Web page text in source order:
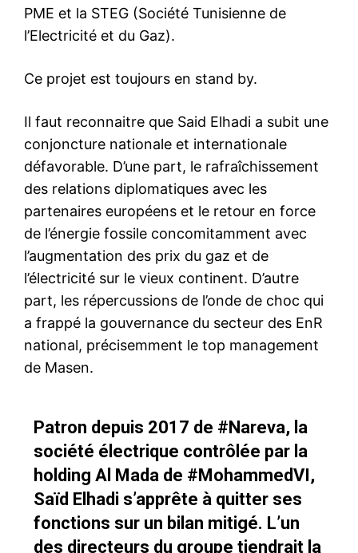
PME et la STEG (Société Tunisienne de
l’Electricité et du Gaz).
Ce projet est toujours en stand by.
Il faut reconnaitre que Said Elhadi a subit une
conjoncture nationale et internationale
défavorable. D’une part, le rafraîchissement
des relations diplomatiques avec les
partenaires européens et le retour en force
de l’énergie fossile concomitamment avec
l’augmentation des prix du gaz et de
l’électricité sur le vieux continent. D’autre
part, les répercussions de l’onde de choc qui
a frappé la gouvernance du secteur des EnR
national, précisemment le top management
de Masen.
Patron depuis 2017 de #Nareva, la
société électrique contrôlée par la
holding Al Mada de #MohammedVI,
Saïd Elhadi s’apprête à quitter ses
fonctions sur un bilan mitigé. L’un
des directeurs du groupe tiendrait la